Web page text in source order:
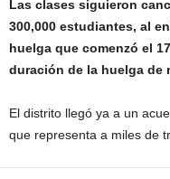
Las clases siguieron
300,000 estudiantes, al
huelga que comenzó el
duración de la huelga de
El distrito llegó ya a un
que representa a miles de